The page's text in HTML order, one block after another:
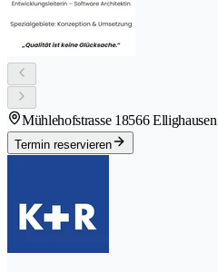
Mühlehofstrasse 18566 Ellighausen
Termin reservieren